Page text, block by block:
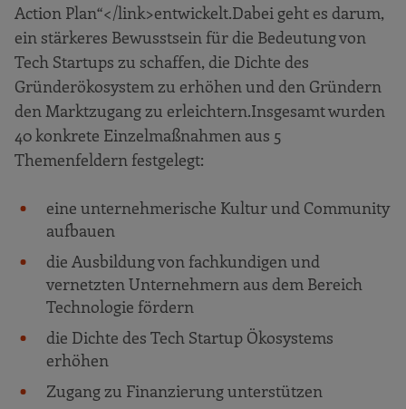
Action Plan“</link>entwickelt.Dabei geht es darum,
ein stärkeres Bewusstsein für die Bedeutung von
Tech Startups zu schaffen, die Dichte des
Gründerökosystem zu erhöhen und den Gründern
den Marktzugang zu erleichtern.Insgesamt wurden
40 konkrete Einzelmaßnahmen aus 5
Themenfeldern festgelegt:
eine unternehmerische Kultur und Community
aufbauen
die Ausbildung von fachkundigen und
vernetzten Unternehmern aus dem Bereich
Technologie fördern
die Dichte des Tech Startup Ökosystems
erhöhen
Zugang zu Finanzierung unterstützen